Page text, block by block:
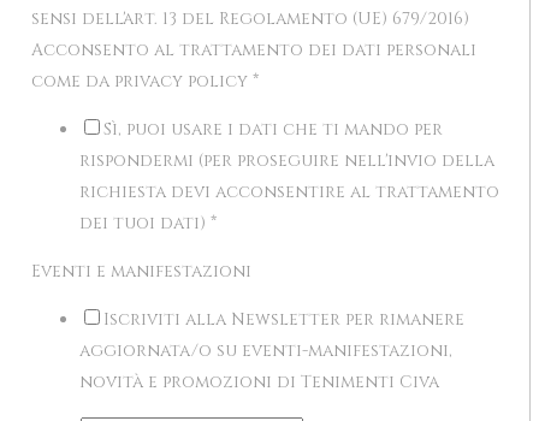
sensi dell'art. 13 del Regolamento (UE) 679/2016)
Acconsento al trattamento dei dati personali
come da privacy policy *
Sì, puoi usare i dati che ti mando per
rispondermi (per proseguire nell'invio della
richiesta devi acconsentire al trattamento
dei tuoi dati) *
Eventi e manifestazioni
Iscriviti alla Newsletter per rimanere
aggiornata/o su eventi-manifestazioni,
novità e promozioni di Tenimenti Civa